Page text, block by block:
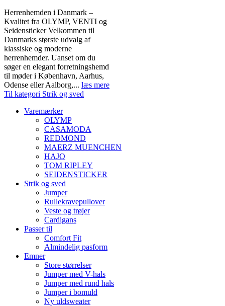
Herrenhemden i Danmark –
Kvalitet fra OLYMP, VENTI og
Seidensticker Velkommen til
Danmarks største udvalg af
klassiske og moderne
herrenhemder. Uanset om du
søger en elegant forretningshemd
til møder i København, Aarhus,
Odense eller Aalborg,... læs mere
Til kategori Strik og sved
Varemærker
OLYMP
CASAMODA
REDMOND
MAERZ MUENCHEN
HAJO
TOM RIPLEY
SEIDENSTICKER
Strik og sved
Jumper
Rullekravepullover
Veste og trøjer
Cardigans
Passer til
Comfort Fit
Almindelig pasform
Emner
Store størrelser
Jumper med V-hals
Jumper med rund hals
Jumper i bomuld
Ny uldsweater